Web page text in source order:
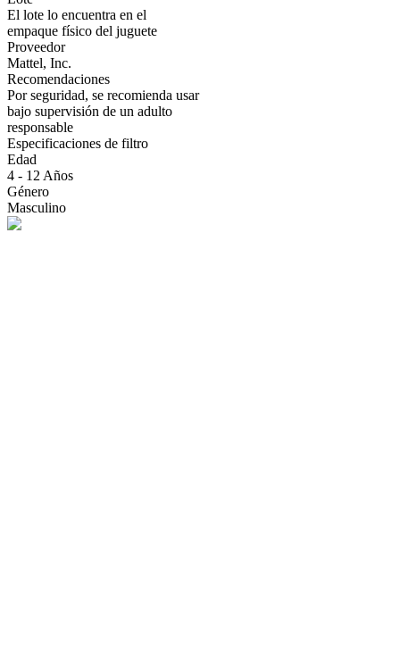
El lote lo encuentra en el
empaque físico del juguete
Proveedor
Mattel, Inc.
Recomendaciones
Por seguridad, se recomienda usar
bajo supervisión de un adulto
responsable
Especificaciones de filtro
Edad
4 - 12 Años
Género
Masculino